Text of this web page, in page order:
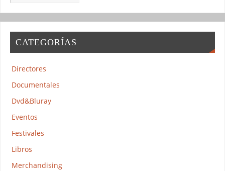
CATEGORÍAS
Directores
Documentales
Dvd&Bluray
Eventos
Festivales
Libros
Merchandising